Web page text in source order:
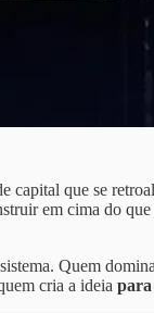
capital que se
em cima do
Quem
cria a ideia para